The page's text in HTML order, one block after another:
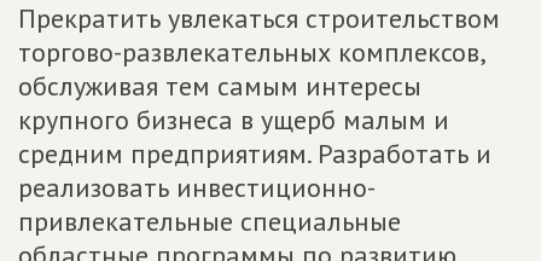
Прекратить увлекаться строительством
торгово-развлекательных комплексов,
обслуживая тем самым интересы
крупного бизнеса в ущерб малым и
средним предприятиям. Разработать и
реализовать инвестиционно-
привлекательные специальные